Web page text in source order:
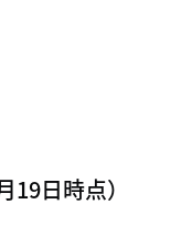
日時点）